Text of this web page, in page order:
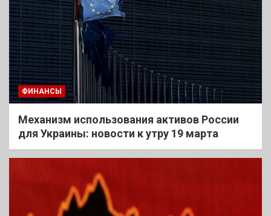
ФИНАНСЫ
Механизм использования активов России
для Украины: новости к утру 19 марта